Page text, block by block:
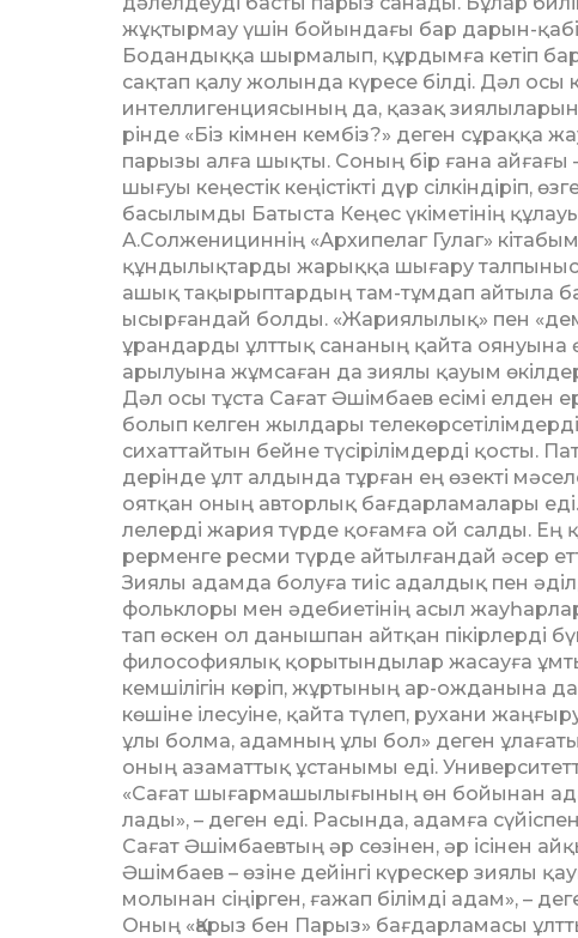
жұқтырмау үшін бойындағы бар дарын-
Бодандыққа шырмалып, құрдымға кетіп
сақтап қалу жолында күресе білді. Дәл
интеллигенциясының да, қазақ
рінде «Біз кімнен кембіз?» деген сұраққа
парызы алға шықты. Соның бір ғана
шығуы кеңестік кеңістікті дүр сілкін­ді­ріп,
басылымды Батыста Кеңес үкіметінің
А.Сол­же­ницин­нің «Архипелаг Гулаг»
құндылықтарды жа­рыққа шығару
ашық тақы­рыптардың там-тұмдап айтыла
ысыр­ғандай болды. «Жариялылық» пен
ұрандарды ұлт­тық сананың қайта оянуына
арылуына жұм­саған да зиялы қауым
Дәл осы тұста Сағат Әшімбаев есімі елден
болып келген жылдары
сихаттайтын бейне түсірілімдерді қосты.
дерінде ұлт алдында тұрған ең өзекті
оят­қан оның авторлық бағдарламалары
ле­лерді жария түрде қоғамға ой салды.
рерменге ресми түрде айтылғандай әсер
Зиялы адамда болуға тиіс адалдық пен
фольклоры мен әдебиетінің асыл
тап өскен ол данышпан айтқан пікірлерді
философиялық қорытындылар жасауға
кемшілігін көріп, жұртының ар-ожданына
көшіне ілесуіне, қайта түлеп, рухани
ұлы болма, адамның ұлы бол» деген
оның азаматтық ұстанымы еді.
«Сағат шы­ғармашылығының өн бойынан
лады», – деген еді. Расында, адамға
Сағат Әшімбаевтың әр сөзінен, әр ісінен
Әшімбаев – өзіне дейінгі күрескер зиялы
молынан сіңірген, ғажап білімді адам», –
Оның «Қарыз бен Парыз» бағдарламасы